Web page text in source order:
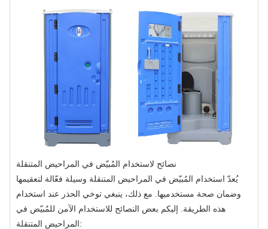
نصائح لاستخدام المُبيّض في المراحيض المتنقلة
يُعدّ استخدام المُبيّض في المراحيض المتنقلة وسيلة فعّالة لتعقيمها
وضمان صحة مستخدميها. مع ذلك، ينبغي توخي الحذر عند استخدام
هذه الطريقة. إليكم بعض النصائح للاستخدام الآمن للمُبيّض في
المراحيض المتنقلة: